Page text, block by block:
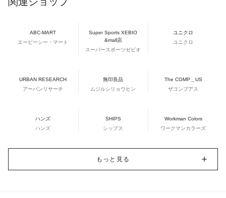
ABC-MART
エービーシー・マート
Super Sports XEBIO
&mall店
スーパースポーツゼビオ
ユニクロ
ユニクロ
URBAN RESEARCH
アーバンリサーチ
無印良品
ムジルシリョウヒン
The COMP＿US
ザコンプアス
ハンズ
ハンズ
SHIPS
シップス
Workman Colors
ワークマンカラーズ
もっと見る